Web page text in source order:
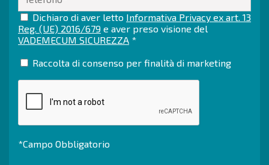
Dichiaro di aver letto Informativa Privacy ex art. 13
Reg. (UE) 2016/679 e aver preso visione del
VADEMECUM SICUREZZA *
Raccolta di consenso per finalità di marketing
*Campo Obbligatorio